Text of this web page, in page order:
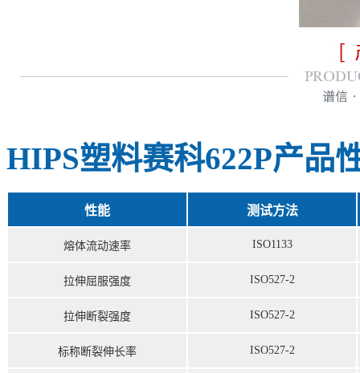
HIPS塑料赛科622P产品
性能 测试方法
熔体流动速率 ISO1133
拉伸屈服强度 ISO527-2
拉伸断裂强度 ISO527-2
标称断裂伸长率 ISO527-2